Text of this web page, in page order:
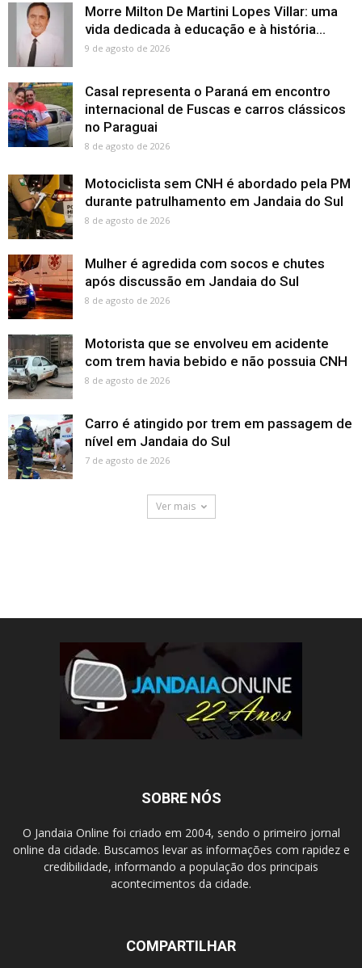
Morre Milton De Martini Lopes Villar: uma
vida dedicada à educação e à história...
9 de agosto de 2026
Casal representa o Paraná em encontro
internacional de Fuscas e carros clássicos
no Paraguai
8 de agosto de 2026
Motociclista sem CNH é abordado pela PM
durante patrulhamento em Jandaia do Sul
8 de agosto de 2026
Mulher é agredida com socos e chutes
após discussão em Jandaia do Sul
8 de agosto de 2026
Motorista que se envolveu em acidente
com trem havia bebido e não possuia CNH
8 de agosto de 2026
Carro é atingido por trem em passagem de
nível em Jandaia do Sul
7 de agosto de 2026
Ver mais
SOBRE NÓS
O Jandaia Online foi criado em 2004, sendo o primeiro jornal
online da cidade. Buscamos levar as informações com rapidez e
credibilidade, informando a população dos principais
acontecimentos da cidade.
COMPARTILHAR